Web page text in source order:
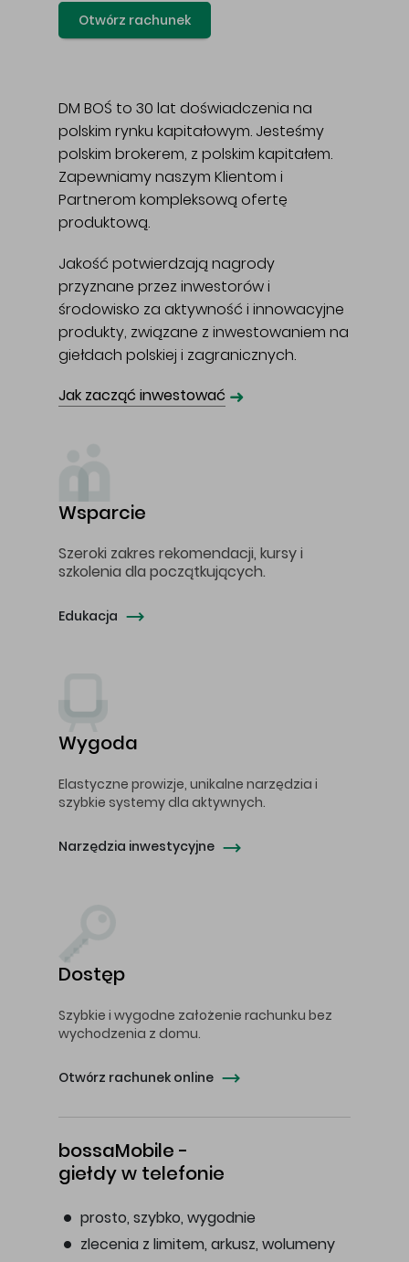
Otwórz rachunek
DM BOŚ to 30 lat doświadczenia na
polskim rynku kapitałowym. Jesteśmy
polskim brokerem, z polskim kapitałem.
Zapewniamy naszym Klientom i
Partnerom kompleksową ofertę
produktową.
Jakość potwierdzają nagrody
przyznane przez inwestorów i
środowisko za aktywność i innowacyjne
produkty, związane z inwestowaniem na
giełdach polskiej i zagranicznych.
Jak zacząć inwestować ➜
Wsparcie
Szeroki zakres rekomendacji, kursy i
szkolenia dla początkujących.
Edukacja
Wygoda
Elastyczne prowizje, unikalne narzędzia i
szybkie systemy dla aktywnych.
Narzędzia inwestycyjne
Dostęp
Szybkie i wygodne założenie rachunku bez
wychodzenia z domu.
Otwórz rachunek online
bossaMobile -
giełdy w telefonie
prosto, szybko, wygodnie
zlecenia z limitem, arkusz, wolumeny